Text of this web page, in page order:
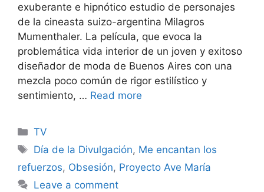
exuberante e hipnótico estudio de personajes
de la cineasta suizo-argentina Milagros
Mumenthaler. La película, que evoca la
problemática vida interior de un joven y exitoso
diseñador de moda de Buenos Aires con una
mezcla poco común de rigor estilístico y
sentimiento, … Read more
Categories
TV
Tags
Día de la Divulgación, Me encantan los
refuerzos, Obsesión, Proyecto Ave María
Leave a comment